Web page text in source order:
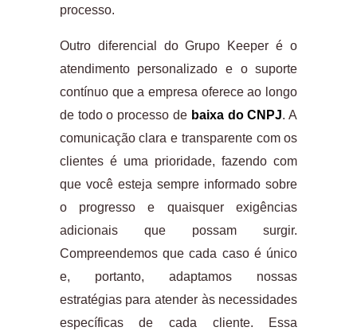
processo.
Outro diferencial do Grupo Keeper é o
atendimento personalizado e o suporte
contínuo que a empresa oferece ao longo
de todo o processo de baixa do CNPJ. A
comunicação clara e transparente com os
clientes é uma prioridade, fazendo com
que você esteja sempre informado sobre
o progresso e quaisquer exigências
adicionais que possam surgir.
Compreendemos que cada caso é único
e, portanto, adaptamos nossas
estratégias para atender às necessidades
específicas de cada cliente. Essa